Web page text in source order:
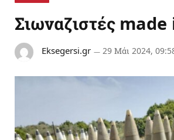
Σιωναζιστές made
Eksegersi.gr 29 Μάι 2024,